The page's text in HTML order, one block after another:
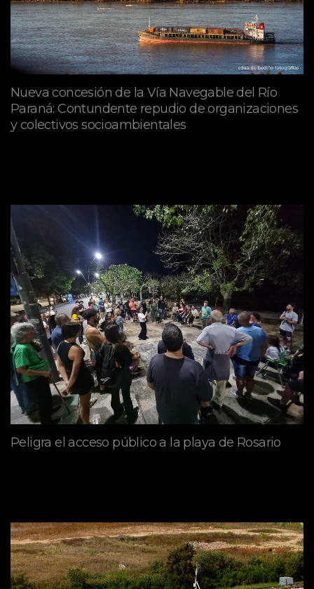
Nueva concesión de la Vía Navegable del Río
Paraná: Contundente repudio de organizaciones
y colectivos socioambientales
Peligra el acceso público a la playa de Rosario